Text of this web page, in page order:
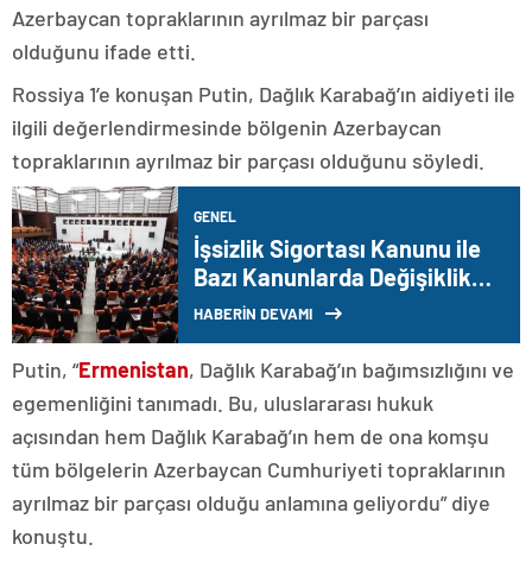
Azerbaycan topraklarının ayrılmaz bir parçası
olduğunu ifade etti.
Rossiya 1’e konuşan Putin, Dağlık Karabağ’ın aidiyeti ile
ilgili değerlendirmesinde bölgenin Azerbaycan
topraklarının ayrılmaz bir parçası olduğunu söyledi.
GENEL
İşsizlik Sigortası Kanunu ile
Bazı Kanunlarda Değişiklik
Yapılmasına Dair Kanun
HABERİN DEVAMI
Putin, “Ermenistan, Dağlık Karabağ’ın bağımsızlığını ve
egemenliğini tanımadı. Bu, uluslararası hukuk
açısından hem Dağlık Karabağ’ın hem de ona komşu
tüm bölgelerin Azerbaycan Cumhuriyeti topraklarının
ayrılmaz bir parçası olduğu anlamına geliyordu” diye
konuştu.